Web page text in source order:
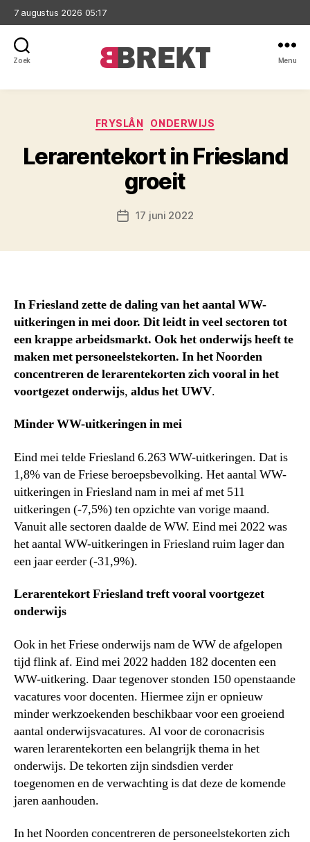
7 augustus 2026 05:17
Zoek Menu
Categorieën
FRYSLÂN ONDERWIJS
Lerarentekort in Friesland
groeit
Berichtdatum
17 juni 2022
In Friesland zette de daling van het aantal WW-
uitkeringen in mei door. Dit leidt in veel sectoren tot
een krappe arbeidsmarkt. Ook het onderwijs heeft te
maken met personeelstekorten. In het Noorden
concentreren de lerarentekorten zich vooral in het
voortgezet onderwijs, aldus het UWV.
Minder WW-uitkeringen in mei
Eind mei telde Friesland 6.263 WW-uitkeringen. Dat is
1,8% van de Friese beroepsbevolking. Het aantal WW-
uitkeringen in Friesland nam in mei af met 511
uitkeringen (-7,5%) ten opzichte van vorige maand.
Vanuit alle sectoren daalde de WW. Eind mei 2022 was
het aantal WW-uitkeringen in Friesland ruim lager dan
een jaar eerder (-31,9%).
Lerarentekort Friesland treft vooral voortgezet
onderwijs
Ook in het Friese onderwijs nam de WW de afgelopen
tijd flink af. Eind mei 2022 hadden 182 docenten een
WW-uitkering. Daar tegenover stonden 150 openstaande
vacatures voor docenten. Hiermee zijn er opnieuw
minder werkzoekenden beschikbaar voor een groeiend
aantal onderwijsvacatures. Al voor de coronacrisis
waren lerarentekorten een belangrijk thema in het
onderwijs. De tekorten zijn sindsdien verder
toegenomen en de verwachting is dat deze de komende
jaren aanhouden.
In het Noorden concentreren de personeelstekorten zich